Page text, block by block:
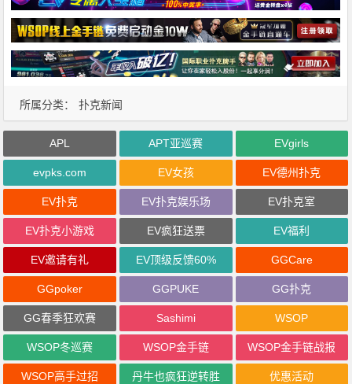
所属分类： 扑克新闻
APL APT亚巡赛 EVgirls
evpks.com EV女孩 EV德州扑克
EV扑克 EV扑克娱乐场 EV扑克室
EV扑克小游戏 EV疯狂送票 EV福利
EV邀请有礼 EV顶级反馈60% GGCare
GGpoker GGPUKE GG扑克
GG春季狂欢赛 Sashimi WSOP
WSOP冬巡赛 WSOP金手链 WSOP金手链战报
WSOP高手过招 丹牛也疯狂逆转胜 优惠活动